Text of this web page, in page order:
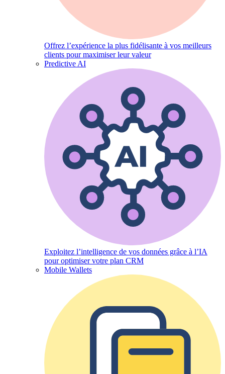
Offrez l’expérience la plus fidélisante à vos meilleurs
clients pour maximiser leur valeur
Predictive AI
Exploitez l’intelligence de vos données grâce à l’IA
pour optimiser votre plan CRM
Mobile Wallets